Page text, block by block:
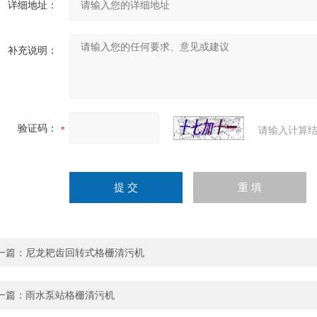
详细地址：
补充说明：
验证码： 请输入计算
篇： 尼龙耙齿回转式格栅清污机
篇： 雨水泵站格栅清污机